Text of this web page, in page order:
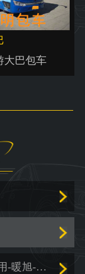
大巴包车
昆明@中巴车租赁汽车租赁价格费用-暖旭-「商务车租赁」